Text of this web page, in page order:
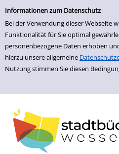
Informationen zum Datenschutz
Bei der Verwendung dieser Webseite
Funktionalität für Sie optimal
personenbezogene Daten erhoben
hierzu unsere allgemeine
Nutzung stimmen Sie diesen
zur Navigation springen
zum Inhalt springen
Zur Detailanzeige springen